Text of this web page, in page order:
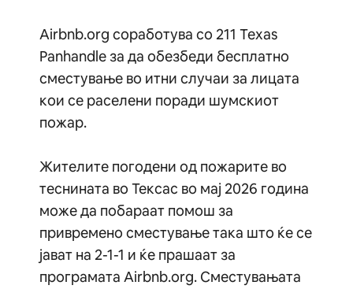
Airbnb.org соработува со 211 Texas
Panhandle за да обезбеди бесплатно
сместување во итни случаи за лицата
кои се раселени поради шумскиот
пожар.
Жителите погодени од пожарите во
теснината во Тексас во мај 2026 година
може да побараат помош за
привремено сместување така што ќе се
јават на 2-1-1 и ќе прашаат за
програмата Airbnb.org. Сместувањата